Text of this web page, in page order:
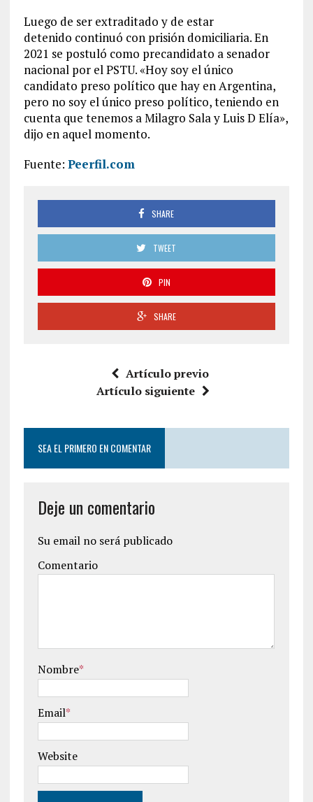
Luego de ser extraditado y de estar
detenido continuó con prisión domiciliaria. En
2021 se postuló como precandidato a senador
nacional por el PSTU. «Hoy soy el único
candidato preso político que hay en Argentina,
pero no soy el único preso político, teniendo en
cuenta que tenemos a Milagro Sala y Luis D Elía»,
dijo en aquel momento.
Fuente: Peerfil.com
SHARE
TWEET
PIN
SHARE
Artículo previo
Artículo siguiente
SEA EL PRIMERO EN COMENTAR
Deje un comentario
Su email no será publicado
Comentario
Nombre*
Email*
Website